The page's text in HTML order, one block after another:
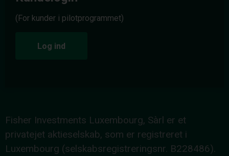
(For kunder i pilotprogrammet)
Log ind
Fisher Investments Luxembourg, Sàrl er et
privatejet aktieselskab, som er registreret i
Luxembourg (selskabsregistreringsnr. B228486).